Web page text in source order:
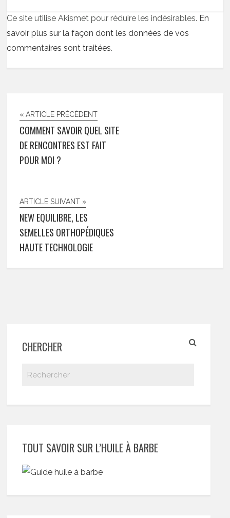
Ce site utilise Akismet pour réduire les indésirables. En
savoir plus sur la façon dont les données de vos
commentaires sont traitées.
« ARTICLE PRÉCÉDENT
COMMENT SAVOIR QUEL SITE
DE RENCONTRES EST FAIT
POUR MOI ?
ARTICLE SUIVANT »
NEW EQUILIBRE, LES
SEMELLES ORTHOPÉDIQUES
HAUTE TECHNOLOGIE
CHERCHER
TOUT SAVOIR SUR L’HUILE À BARBE